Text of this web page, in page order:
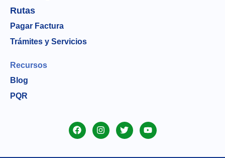
Rutas
Pagar Factura
Trámites y Servicios
Recursos
Blog
PQR